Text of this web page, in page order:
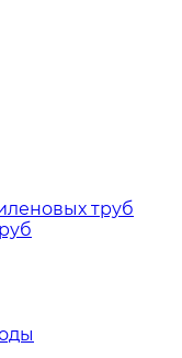
труб